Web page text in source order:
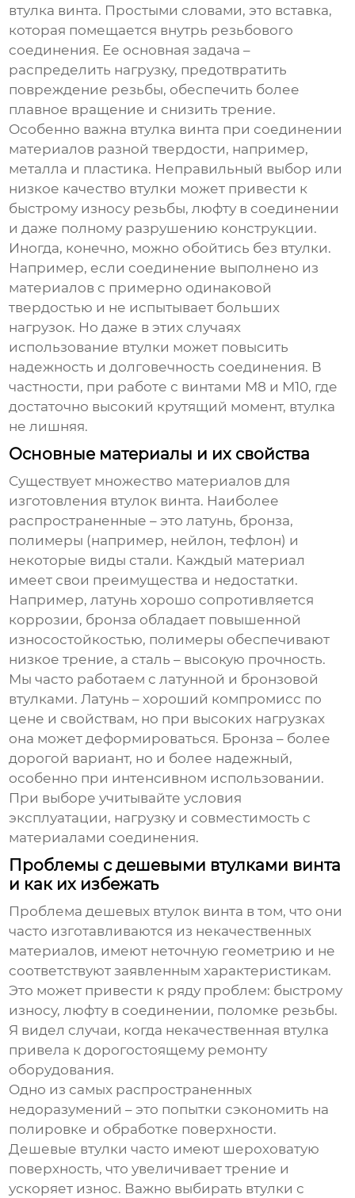
втулка винта. Простыми словами, это вставка,
которая помещается внутрь резьбового
соединения. Ее основная задача –
распределить нагрузку, предотвратить
повреждение резьбы, обеспечить более
плавное вращение и снизить трение.
Особенно важна втулка винта при соединении
материалов разной твердости, например,
металла и пластика. Неправильный выбор или
низкое качество втулки может привести к
быстрому износу резьбы, люфту в соединении
и даже полному разрушению конструкции.
Иногда, конечно, можно обойтись без втулки.
Например, если соединение выполнено из
материалов с примерно одинаковой
твердостью и не испытывает больших
нагрузок. Но даже в этих случаях
использование втулки может повысить
надежность и долговечность соединения. В
частности, при работе с винтами М8 и М10, где
достаточно высокий крутящий момент, втулка
не лишняя.
Основные материалы и их свойства
Существует множество материалов для
изготовления втулок винта. Наиболее
распространенные – это латунь, бронза,
полимеры (например, нейлон, тефлон) и
некоторые виды стали. Каждый материал
имеет свои преимущества и недостатки.
Например, латунь хорошо сопротивляется
коррозии, бронза обладает повышенной
износостойкостью, полимеры обеспечивают
низкое трение, а сталь – высокую прочность.
Мы часто работаем с латунной и бронзовой
втулками. Латунь – хороший компромисс по
цене и свойствам, но при высоких нагрузках
она может деформироваться. Бронза – более
дорогой вариант, но и более надежный,
особенно при интенсивном использовании.
При выборе учитывайте условия
эксплуатации, нагрузку и совместимость с
материалами соединения.
Проблемы с дешевыми втулками винта
и как их избежать
Проблемадешевых втулок винта в том, что они
часто изготавливаются из некачественных
материалов, имеют неточную геометрию и не
соответствуют заявленным характеристикам.
Это может привести к ряду проблем: быстрому
износу, люфту в соединении, поломке резьбы.
Я видел случаи, когда некачественная втулка
привела к дорогостоящему ремонту
оборудования.
Одно из самых распространенных
недоразумений – это попытки сэкономить на
полировке и обработке поверхности.
Дешевые втулки часто имеют шероховатую
поверхность, что увеличивает трение и
ускоряет износ. Важно выбирать втулки с